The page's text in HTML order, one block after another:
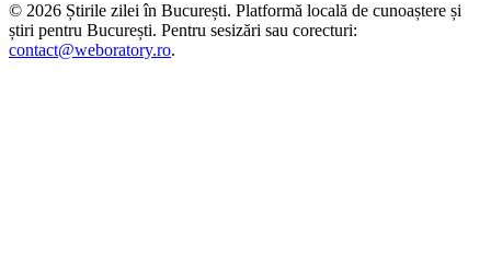
© 2026 Știrile zilei în București. Platformă locală de cunoaștere și
știri pentru București. Pentru sesizări sau corecturi:
contact@weboratory.ro.